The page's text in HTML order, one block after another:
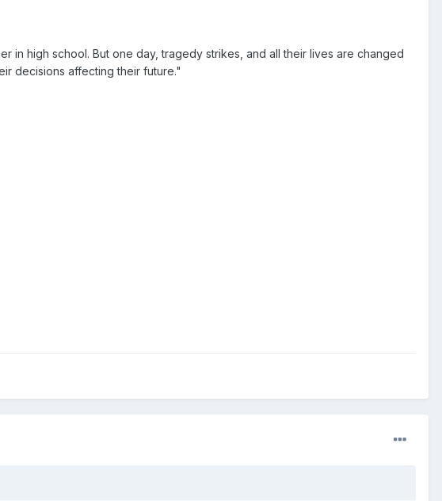
in high school. But one day, tragedy strikes, and all their lives are changed
decisions affecting their future."